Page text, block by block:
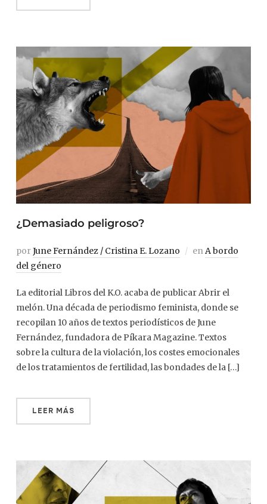
¿Demasiado peligroso?
porJune Fernández / Cristina E. Lozano enA bordo
del género
La editorial Libros del K.O. acaba de publicar Abrir el
melón. Una década de periodismo feminista, donde se
recopilan 10 años de textos periodísticos de June
Fernández, fundadora de Píkara Magazine. Textos
sobre la cultura de la violación, los costes emocionales
de los tratamientos de fertilidad, las bondades de la […]
LEER MÁS